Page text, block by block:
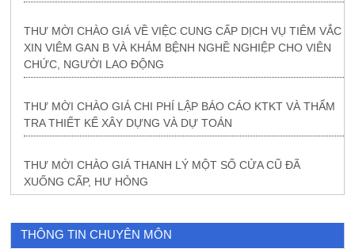
THƯ MỜI CHÀO GIÁ VỀ VIỆC CUNG CẤP DỊCH VỤ TIÊM VẮC
XIN VIÊM GAN B VÀ KHÁM BỆNH NGHỀ NGHIỆP CHO VIÊN
CHỨC, NGƯỜI LAO ĐỘNG
THƯ MỜI CHÀO GIÁ CHI PHÍ LẬP BÁO CÁO KTKT VÀ THẨM
TRA THIẾT KẾ XÂY DỰNG VÀ DỰ TOÁN
THƯ MỜI CHÀO GIÁ THANH LÝ MỘT SỐ CỬA CŨ ĐÃ
XUỐNG CẤP, HƯ HỎNG
THÔNG TIN CHUYÊN MÔN